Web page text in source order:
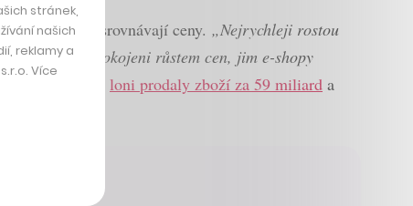
větší míře srovnávají ceny. „Nejrychleji rostou
jsou lidé znepokojeni růstem cen, jim e-shopy
nějž e-shopy loni prodaly zboží za 59 miliard a
stránek,
našich
reklamy a
Více